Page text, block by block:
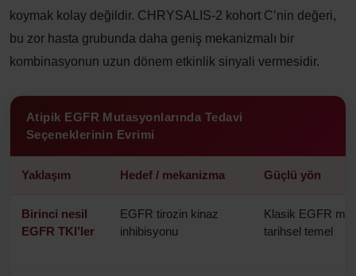
koymak kolay değildir. CHRYSALIS-2 kohort C’nin değeri,
bu zor hasta grubunda daha geniş mekanizmalı bir
kombinasyonun uzun dönem etkinlik sinyali vermesidir.
Atipik EGFR Mutasyonlarında Tedavi
Seçeneklerinin Evrimi
Yaklaşım Hedef / mekanizma Güçlü yön
Birinci nesil
EGFR TKI’ler
EGFR tirozin kinaz
inhibisyonu
Klasik EGFR
tarihsel temel